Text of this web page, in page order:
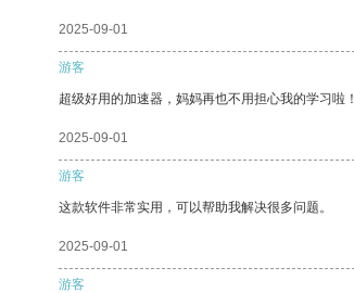
2025-09-01
游客
超级好用的加速器，妈妈再也不用担心我的学习啦！
2025-09-01
游客
这款软件非常实用，可以帮助我解决很多问题。
2025-09-01
游客